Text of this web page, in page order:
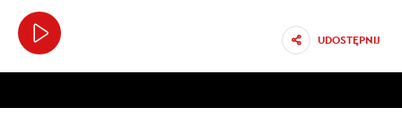
UDOSTĘPNIJ